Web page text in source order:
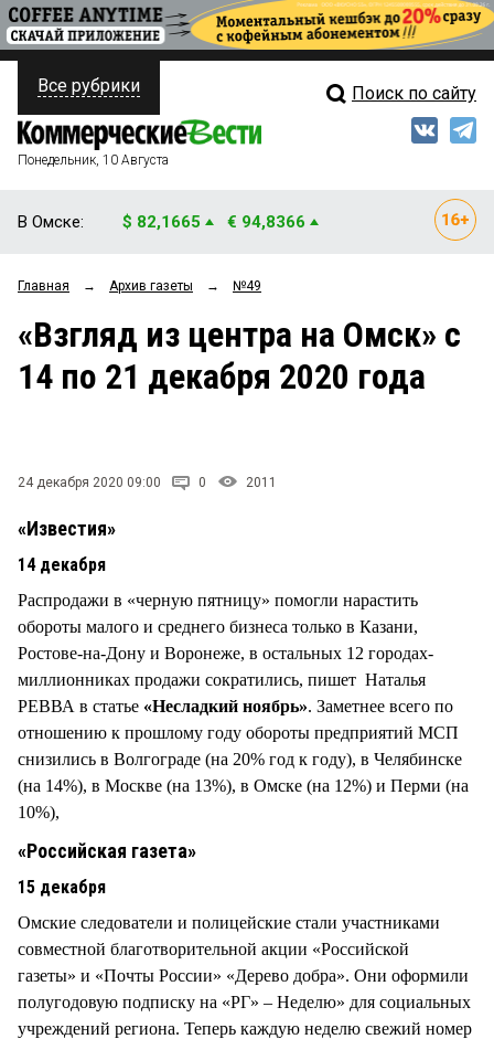
ПОЛИТИКА
ФИНАНСЫ
ОБЩЕСТВО
ЗАКОН
НОВОСТИ КОМПАНИЙ
СТИЛЬ ЖИЗНИ
Свежий выпуск
Рейтинги
Блоги
Все рубрики Поиск по сайту
Понедельник, 10 Августа
В Омске: $ 82,1665 € 94,8366
Главная → Архив газеты → №49
«Взгляд из центра на Омск» с
14 по 21 декабря 2020 года
24 декабря 2020 09:00 0 2011
«Известия»
14 декабря
Распродажи в «черную пятницу» помогли нарастить
обороты малого и среднего бизнеса только в Казани,
Ростове-на-Дону и Воронеже, в остальных 12 городах-
миллионниках продажи сократились, пишет Наталья
РЕВВА в статье «Несладкий ноябрь». Заметнее всего по
отношению к прошлому году обороты предприятий МСП
снизились в Волгограде (на 20% год к году), в Челябинске
(на 14%), в Москве (на 13%), в Омске (на 12%) и Перми (на
10%),
«Российская газета»
15 декабря
Омские следователи и полицейские стали участниками
совместной благотворительной акции «Российской
газеты» и «Почты России» «Дерево добра». Они оформили
полугодовую подписку на «РГ» – Неделю» для социальных
учреждений региона. Теперь каждую неделю свежий номер